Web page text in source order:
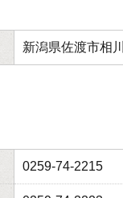
新潟県佐渡市相
0259-74-2215